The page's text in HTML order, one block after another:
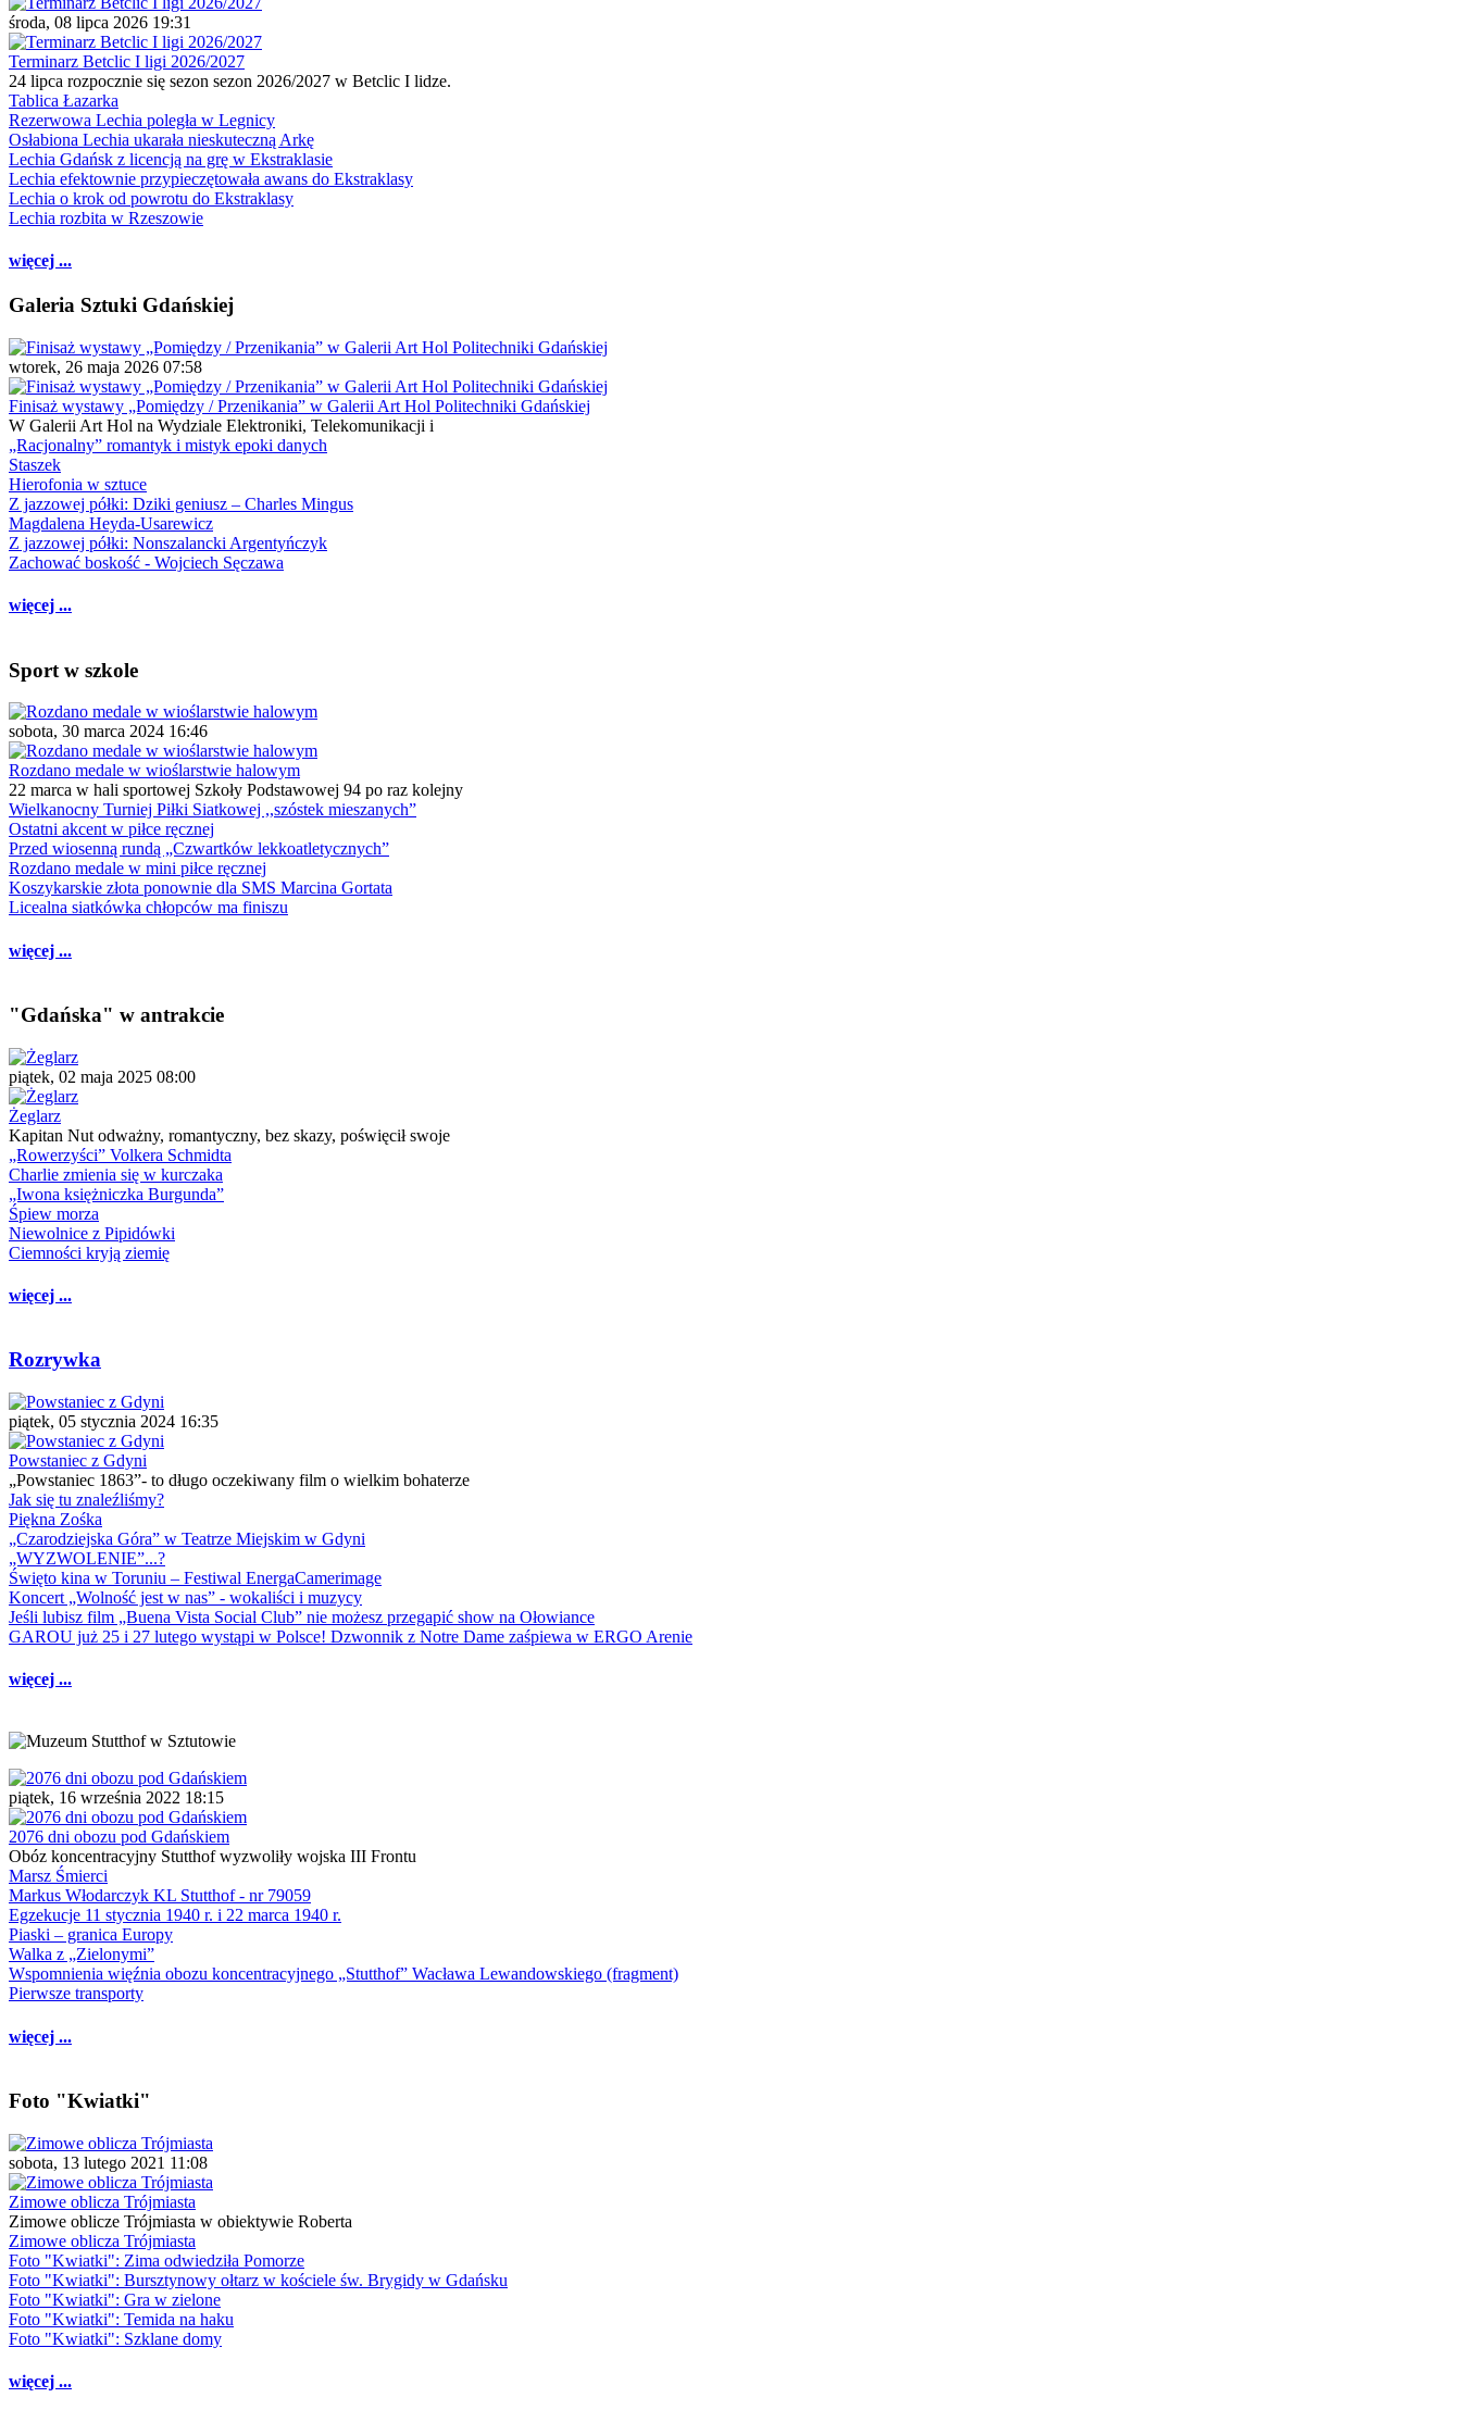
środa, 08 lipca 2026 19:31
Terminarz Betclic I ligi 2026/2027
24 lipca rozpocznie się sezon sezon 2026/2027 w Betclic I lidze.
Tablica Łazarka
Rezerwowa Lechia poległa w Legnicy
Osłabiona Lechia ukarała nieskuteczną Arkę
Lechia Gdańsk z licencją na grę w Ekstraklasie
Lechia efektownie przypieczętowała awans do Ekstraklasy
Lechia o krok od powrotu do Ekstraklasy
Lechia rozbita w Rzeszowie
więcej ...
Galeria Sztuki Gdańskiej
wtorek, 26 maja 2026 07:58
Finisaż wystawy „Pomiędzy / Przenikania” w Galerii Art Hol Politechniki Gdańskiej
W Galerii Art Hol na Wydziale Elektroniki, Telekomunikacji i
„Racjonalny” romantyk i mistyk epoki danych
Staszek
Hierofonia w sztuce
Z jazzowej półki: Dziki geniusz – Charles Mingus
Magdalena Heyda-Usarewicz
Z jazzowej półki: Nonszalancki Argentyńczyk
Zachować boskość - Wojciech Sęczawa
więcej ...
Sport w szkole
sobota, 30 marca 2024 16:46
Rozdano medale w wioślarstwie halowym
22 marca w hali sportowej Szkoły Podstawowej 94 po raz kolejny
Wielkanocny Turniej Piłki Siatkowej ,,szóstek mieszanych”
Ostatni akcent w piłce ręcznej
Przed wiosenną rundą „Czwartków lekkoatletycznych”
Rozdano medale w mini piłce ręcznej
Koszykarskie złota ponownie dla SMS Marcina Gortata
Licealna siatkówka chłopców ma finiszu
więcej ...
"Gdańska" w antrakcie
piątek, 02 maja 2025 08:00
Żeglarz
Kapitan Nut odważny, romantyczny, bez skazy, poświęcił swoje
„Rowerzyści” Volkera Schmidta
Charlie zmienia się w kurczaka
„Iwona księżniczka Burgunda”
Śpiew morza
Niewolnice z Pipidówki
Ciemności kryją ziemię
więcej ...
Rozrywka
piątek, 05 stycznia 2024 16:35
Powstaniec z Gdyni
„Powstaniec 1863”- to długo oczekiwany film o wielkim bohaterze
Jak się tu znaleźliśmy?
Piękna Zośka
„Czarodziejska Góra” w Teatrze Miejskim w Gdyni
„WYZWOLENIE”...?
Święto kina w Toruniu – Festiwal EnergaCamerimage
Koncert „Wolność jest w nas” - wokaliści i muzycy
Jeśli lubisz film „Buena Vista Social Club” nie możesz przegapić show na Ołowiance
GAROU już 25 i 27 lutego wystąpi w Polsce! Dzwonnik z Notre Dame zaśpiewa w ERGO Arenie
więcej ...
piątek, 16 września 2022 18:15
2076 dni obozu pod Gdańskiem
Obóz koncentracyjny Stutthof wyzwoliły wojska III Frontu
Marsz Śmierci
Markus Włodarczyk KL Stutthof - nr 79059
Egzekucje 11 stycznia 1940 r. i 22 marca 1940 r.
Piaski – granica Europy
Walka z „Zielonymi”
Wspomnienia więźnia obozu koncentracyjnego „Stutthof” Wacława Lewandowskiego (fragment)
Pierwsze transporty
więcej ...
Foto "Kwiatki"
sobota, 13 lutego 2021 11:08
Zimowe oblicza Trójmiasta
Zimowe oblicze Trójmiasta w obiektywie Roberta
Zimowe oblicza Trójmiasta
Foto "Kwiatki": Zima odwiedziła Pomorze
Foto "Kwiatki": Bursztynowy ołtarz w kościele św. Brygidy w Gdańsku
Foto "Kwiatki": Gra w zielone
Foto "Kwiatki": Temida na haku
Foto "Kwiatki": Szklane domy
więcej ...